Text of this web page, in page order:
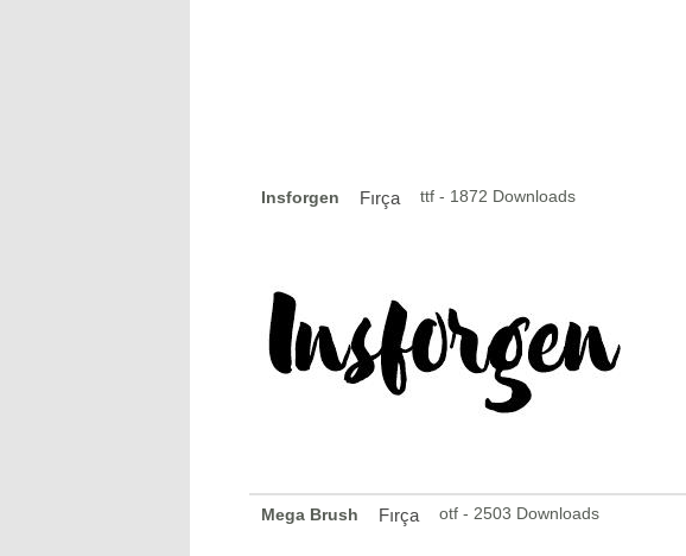
Insforgen Fırça ttf - 1872 Downloads
Mega Brush Fırça otf - 2503 Downloads